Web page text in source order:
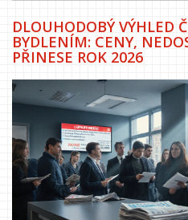
DLOUHODOBÝ VÝHLED
BYDLENÍM: CENY,
PŘINESE ROK 2026